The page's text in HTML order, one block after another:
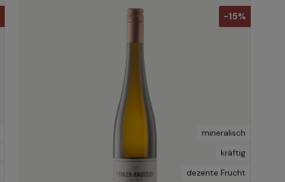
-15%
mineralisch
kräftig
dezente Frucht